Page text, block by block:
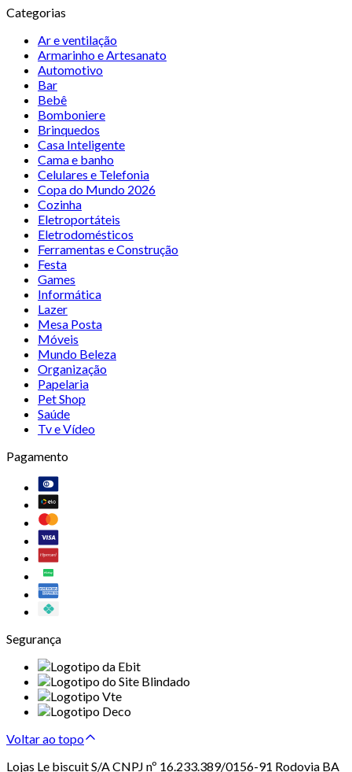
Categorias
Ar e ventilação
Armarinho e Artesanato
Automotivo
Bar
Bebê
Bomboniere
Brinquedos
Casa Inteligente
Cama e banho
Celulares e Telefonia
Copa do Mundo 2026
Cozinha
Eletroportáteis
Eletrodomésticos
Ferramentas e Construção
Festa
Games
Informática
Lazer
Mesa Posta
Móveis
Mundo Beleza
Organização
Papelaria
Pet Shop
Saúde
Tv e Vídeo
Pagamento
Segurança
Voltar ao topo
Lojas Le biscuit S/A CNPJ nº 16.233.389/0156-91 Rodovia BA